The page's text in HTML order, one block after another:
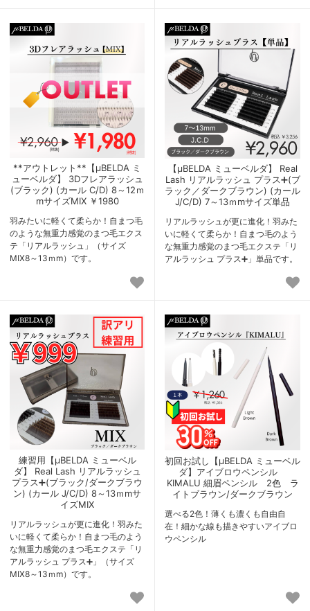
**アウトレット**【μBELDA ミ
ューベルダ】 3Dフレアラッシュ
(ブラック) (カール C/D) 8～12ｍ
mサイズMIX ￥1980
羽みたいに軽くて柔らか！自まつ毛
のような無重力感覚のまつ毛エクス
テ「リアルラッシュ」（サイズ
MIX8～13ｍm）です。
【μBELDA ミューベルダ】 Real
Lash リアルラッシュ プラス➕(ブ
ラック／ダークブラウン) (カール
J/C/D) 7～13ｍmサイズ単品
リアルラッシュが更に進化！羽みた
いに軽くて柔らか！自まつ毛のよう
な無重力感覚のまつ毛エクステ「リ
アルラッシュ プラス➕」単品です。
練習用【μBELDA ミューベル
ダ】 Real Lash リアルラッシュ
プラス➕(ブラック/ダークブラウ
ン) (カール J/C/D) 8～13ｍmサ
イズMIX
リアルラッシュが更に進化！羽みた
いに軽くて柔らか！自まつ毛のよう
な無重力感覚のまつ毛エクステ「リ
アルラッシュ プラス➕」（サイズ
MIX8～13ｍm）です。
初回お試し【μBELDA ミューベル
ダ】アイブロウペンシル
KIMALU 細眉ペンシル 2色 ラ
イトブラウン/ダークブラウン
選べる2色！薄くも濃くも自由自
在！細かな線も描きやすいアイブロ
ウペンシル